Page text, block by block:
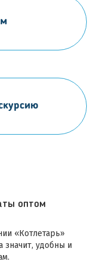
оптом
«Котлетарь»
значит, удобны и